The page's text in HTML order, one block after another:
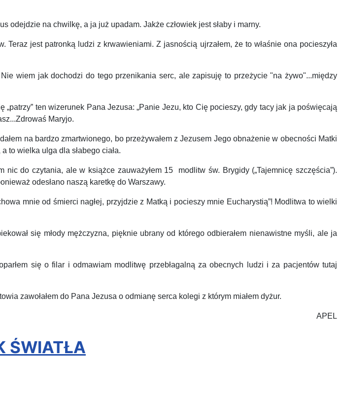
odejdzie na chwilkę, a ja już upadam. Jakże człowiek jest słaby i marny.
jest patronką ludzi z krwawieniami. Z jasnością ujrzałem, że to właśnie ona pocieszyła
wiem jak dochodzi do tego przenikania serc, ale zapisuję to przeżycie "na żywo"...między
ten wizerunek Pana Jezusa: „Panie Jezu, kto Cię pocieszy, gdy tacy jak ja poświęcają
Maryjo.
na bardzo zmartwionego, bo przeżywałem z Jezusem Jego obnażenie w obecności Matki
to wielka ulga dla słabego ciała.
do czytania, ale w książce zauważyłem 15 modlitw św. Brygidy („Tajemnicę szczęścia”).
odesłano naszą karetkę do Warszawy.
mnie od śmierci nagłej, przyjdzie z Matką i pocieszy mnie Eucharystią”! Modlitwa to wielki
się młody mężczyzna, pięknie ubrany od którego odbierałem nienawistne myśli, ale ja
się o filar i odmawiam modlitwę przebłagalną za obecnych ludzi i za pacjentów tutaj
zawołałem do Pana Jezusa o odmianę serca kolegi z którym miałem dyżur.
APEL
ŚWIATŁA